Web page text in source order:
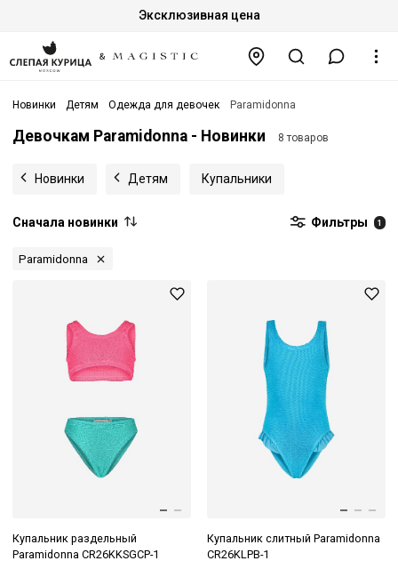
Эксклюзивная цена
Новинки Детям Одежда для девочек Paramidonna
Девочкам Paramidonna - Новинки 8 товаров
Новинки Детям Купальники
Сначала новинки Фильтры 1
Paramidonna
Купальник раздельный
Paramidonna CR26KKSGCP-1
Купальник слитный Paramidonna
CR26KLPB-1